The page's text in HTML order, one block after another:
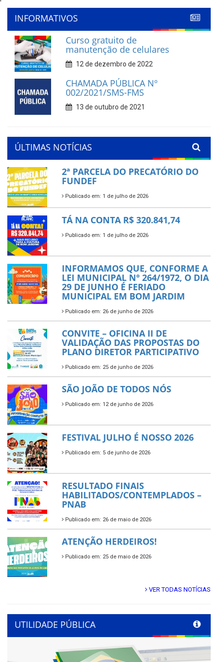
'
INFORMATIVOS
Curso gratuito de
manutenção de celulares
12 de dezembro de 2022
CHAMADA PÚBLICA Nº
002/2021/SMS-FMS
13 de outubro de 2021
ÚLTIMAS NOTÍCIAS
2ª PARCELA DO PRECATÓRIO DO
FUNDEF
Publicado em: 1 de julho de 2026
TÁ NA CONTA R$ 320.841,74
Publicado em: 1 de julho de 2026
INFORMAMOS QUE, CONFORME A
LEI MUNICIPAL Nº 264/1972, O DIA
29 DE JUNHO É FERIADO
MUNICIPAL EM BOM JARDIM
Publicado em: 26 de junho de 2026
CONVITE – OFICINA II DE
VALIDAÇÃO DAS PROPOSTAS DO
PLANO DIRETOR PARTICIPATIVO
Publicado em: 25 de junho de 2026
SÃO JOÃO DE TODOS NÓS
Publicado em: 12 de junho de 2026
FESTIVAL JULHO É NOSSO 2026
Publicado em: 5 de junho de 2026
RESULTADO FINAIS
HABILITADOS/CONTEMPLADOS –
PNAB
Publicado em: 26 de maio de 2026
ATENÇÃO HERDEIROS!
Publicado em: 25 de maio de 2026
VER TODAS NOTÍCIAS
UTILIDADE PÚBLICA